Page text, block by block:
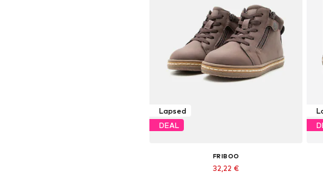
Lapsed
DEAL
FRIBOO
32,22 €